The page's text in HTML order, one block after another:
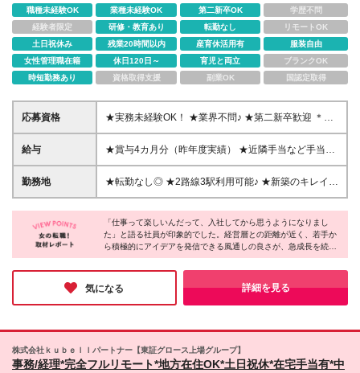
職種未経験OK 業種未経験OK 第二新卒OK
学歴不問
経験者限定
研修・教育あり 転勤なし
リモートOK
土日祝休み
残業20時間以内 産育休活用有
服装自由
女性管理職在籍
休日120日～ 育児と両立
ブランクOK
時短勤務あり
資格取得支援 副業OK 国認定取得
応募資格
★実務未経験OK！ ★業界不問♪ ★第二新卒歓迎 ＊…
必須条件…＊ ◇専門学校卒以上 ＊…歓迎条件…＊ ◇
日商簿記3級以上、または全商・全経簿記2級以上 ※
です。 ＼こんな方にピッタリです／ ★周りと協力し
ながら仕事を進めるのが得意 ★人と関わるのが好き
わりたい ★自分の成長・スキルアップを目指したい
★幅広い年齢の方とコミュニケーションが取れる方
★「もっとスキルアップしたい」など目標がある方
★チャレンジすることが好きな方
給与
★賞与4カ月分（昨年度実績） ★近隣手当など手当が
充実 ★スポーツジムなど提携施設の割引あり ■月給
23万7000円以上＋各種手当＋賞与年2回 ※上記には固
定いたします。 ※試用期間3カ月（その間の給与・待
遇に差異はありません）
勤務地
★転勤なし◎ ★2路線3駅利用可能♪ ★新築のキレイな
オフィスビル勤務！ 【本社】 福岡県福岡市中央区高
砂2-1-4 オーキッドプレイス天神南8階 ※変更の範
囲：上記を除く当社関連勤務地
「仕事って楽しいんだって、入社してから思うようになりまし
た」と語る社員が印象的でした。経営層との距離が近く、若手か
ら積極的にアイデアを発信できる風通しの良さが、急成長を続け
る同社ならではの強みとのこと。
「やらされる仕事」ばかりではなく、「自分が何をやりたいか」
を常に大切にしてくれる同社だからこそ、イキイキと働けるのだ
と感じました。仕事を通して人生を充実させたい方にピッタリな
のではないでしょうか。
気になる 詳細を見る
株式会社ｋｕｂｅｌｌパートナー【東証グロース上場グループ】
事務/経理*完全フルリモート*地方在住OK*土日祝休*在宅手当有*中